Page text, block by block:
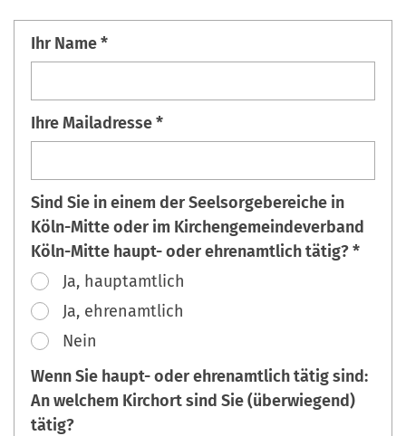
Ihr Name *
Ihre Mailadresse *
Sind Sie in einem der Seelsorgebereiche in
Köln-Mitte oder im Kirchengemeindeverband
Köln-Mitte haupt- oder ehrenamtlich tätig? *
Ja, hauptamtlich
Ja, ehrenamtlich
Nein
Wenn Sie haupt- oder ehrenamtlich tätig sind:
An welchem Kirchort sind Sie (überwiegend)
tätig?